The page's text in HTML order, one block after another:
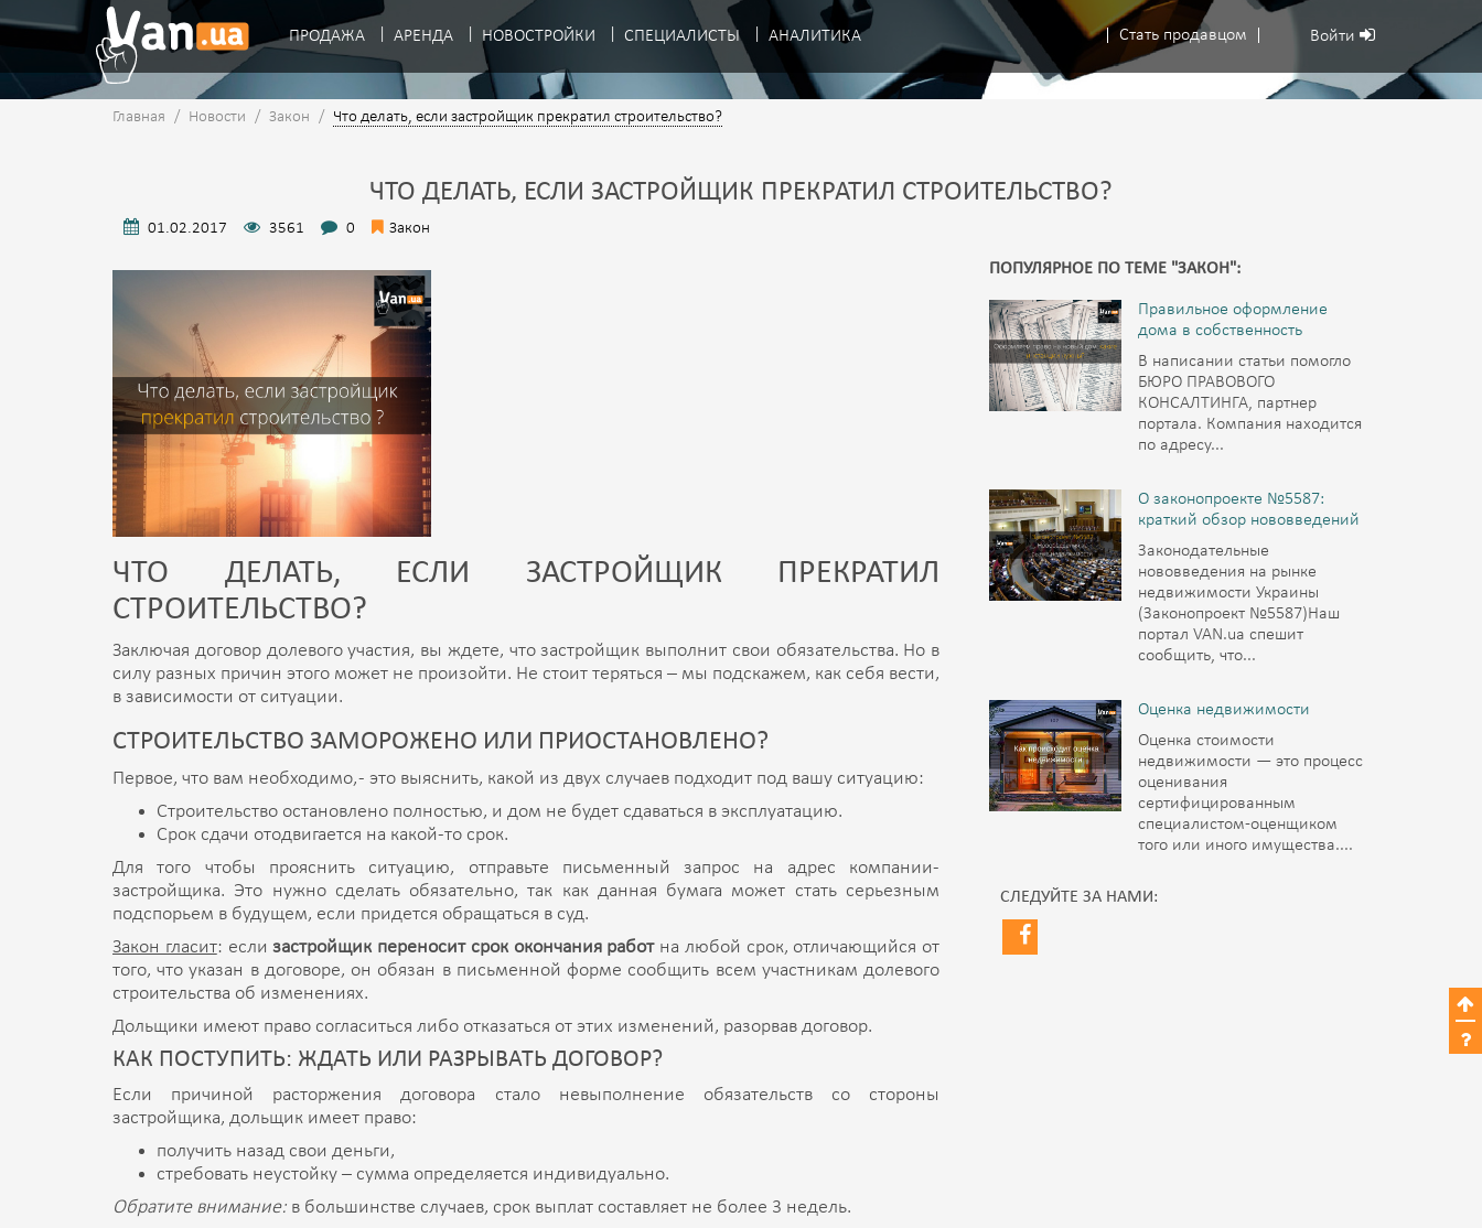
Стать продавцом Войти
ПРОДАЖА АРЕНДА НОВОСТРОЙКИ СПЕЦИАЛИСТЫ АНАЛИТИКА
Главная / Новости / Закон / Что делать, если застройщик прекратил строительство?
ЧТО ДЕЛАТЬ, ЕСЛИ ЗАСТРОЙЩИК ПРЕКРАТИЛ СТРОИТЕЛЬСТВО?
01.02.2017 3561 0 Закон
ЧТО ДЕЛАТЬ, ЕСЛИ ЗАСТРОЙЩИК ПРЕКРАТИЛ
СТРОИТЕЛЬСТВО?
Заключая договор долевого участия, вы ждете, что застройщик выполнит свои обязательства. Но в
силу разных причин этого может не произойти. Не стоит теряться – мы подскажем, как себя вести,
в зависимости от ситуации.
СТРОИТЕЛЬСТВО ЗАМОРОЖЕНО ИЛИ ПРИОСТАНОВЛЕНО?
Первое, что вам необходимо, - это выяснить, какой из двух случаев подходит под вашу ситуацию:
Строительство остановлено полностью, и дом не будет сдаваться в эксплуатацию.
Срок сдачи отодвигается на какой-то срок.
Для того чтобы прояснить ситуацию, отправьте письменный запрос на адрес компании-
застройщика. Это нужно сделать обязательно, так как данная бумага может стать серьезным
подспорьем в будущем, если придется обращаться в суд.
Закон гласит: еслизастройщик переносит срок окончания работ на любой срок, отличающийся от
того, что указан в договоре, он обязан в письменной форме сообщить всем участникам долевого
строительства об изменениях.
Дольщики имеют право согласиться либо отказаться от этих изменений, разорвав договор.
КАК ПОСТУПИТЬ: ЖДАТЬ ИЛИ РАЗРЫВАТЬ ДОГОВОР?
Если причиной расторжения договора стало невыполнение обязательств со стороны
застройщика, дольщик имеет право:
получить назад свои деньги,
стребовать неустойку – сумма определяется индивидуально.
Обратите внимание: в большинстве случаев, срок выплат составляет не более 3 недель.
ПОПУЛЯРНОЕ ПО ТЕМЕ "ЗАКОН":
Правильное оформление
дома в собственность
В написании статьи помогло
БЮРО ПРАВОВОГО
КОНСАЛТИНГА, партнер
портала. Компания находится
по адресу...
О законопроекте №5587:
краткий обзор нововведений
Законодательные
нововведения на рынке
недвижимости Украины
(Законопроект №5587)Наш
портал VAN.ua спешит
сообщить, что...
Оценка недвижимости
Оценка стоимости
недвижимости — это процесс
оценивания
сертифицированным
специалистом-оценщиком
того или иного имущества....
СЛЕДУЙТЕ ЗА НАМИ: